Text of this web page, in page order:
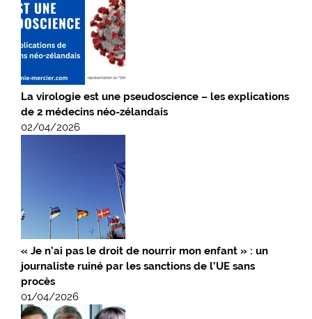
La virologie est une pseudoscience – les explications
de 2 médecins néo-zélandais
02/04/2026
« Je n’ai pas le droit de nourrir mon enfant » : un
journaliste ruiné par les sanctions de l’UE sans
procès
01/04/2026